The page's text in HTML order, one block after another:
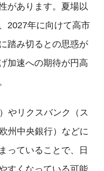
があります。夏場以
2027年に向けて高市
踏み切るとの思惑が
加速への期待が円高
やリクスバンク（ス
州中央銀行）などに
っていることで、日